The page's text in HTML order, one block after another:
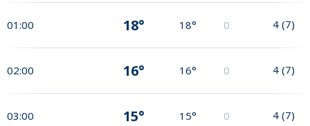
01:00 18° 18° 0 4 (7)
02:00 16° 16° 0 4 (7)
03:00 15° 15° 0 4 (7)